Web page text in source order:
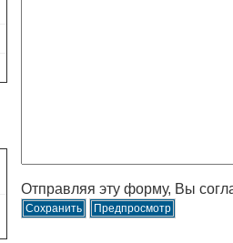
Отправляя эту форму, Вы